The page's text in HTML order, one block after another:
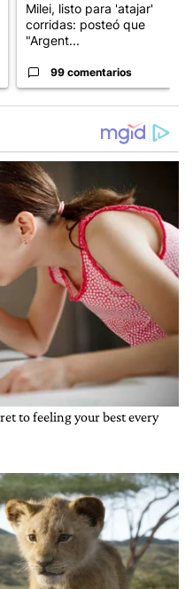
Milei, listo para 'atajar'
corridas: posteó que
"Argent...
99 comentarios